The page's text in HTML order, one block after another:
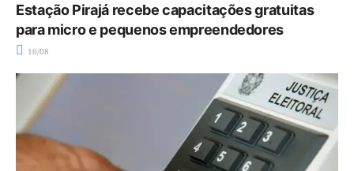
Estação Pirajá recebe capacitações gratuitas
para micro e pequenos empreendedores
10/08